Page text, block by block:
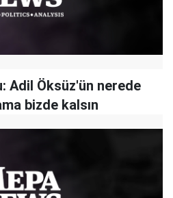
Adil Öksüz'ün nerede
bizde kalsın